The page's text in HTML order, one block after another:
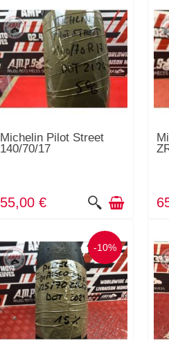
Michelin Pilot Street
140/70/17
55,00 €
-10%